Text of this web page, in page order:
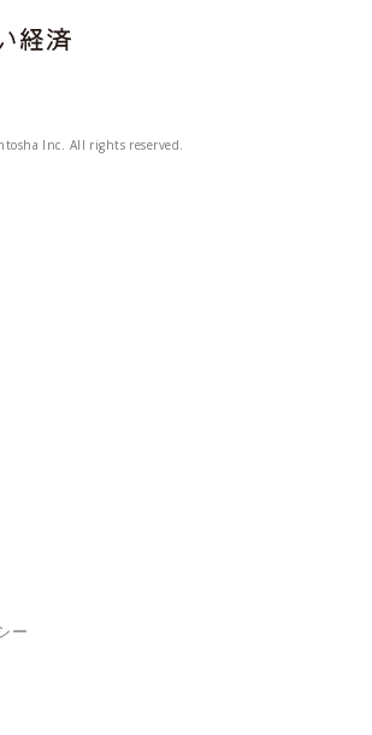
Inc. All rights reserved.
ー